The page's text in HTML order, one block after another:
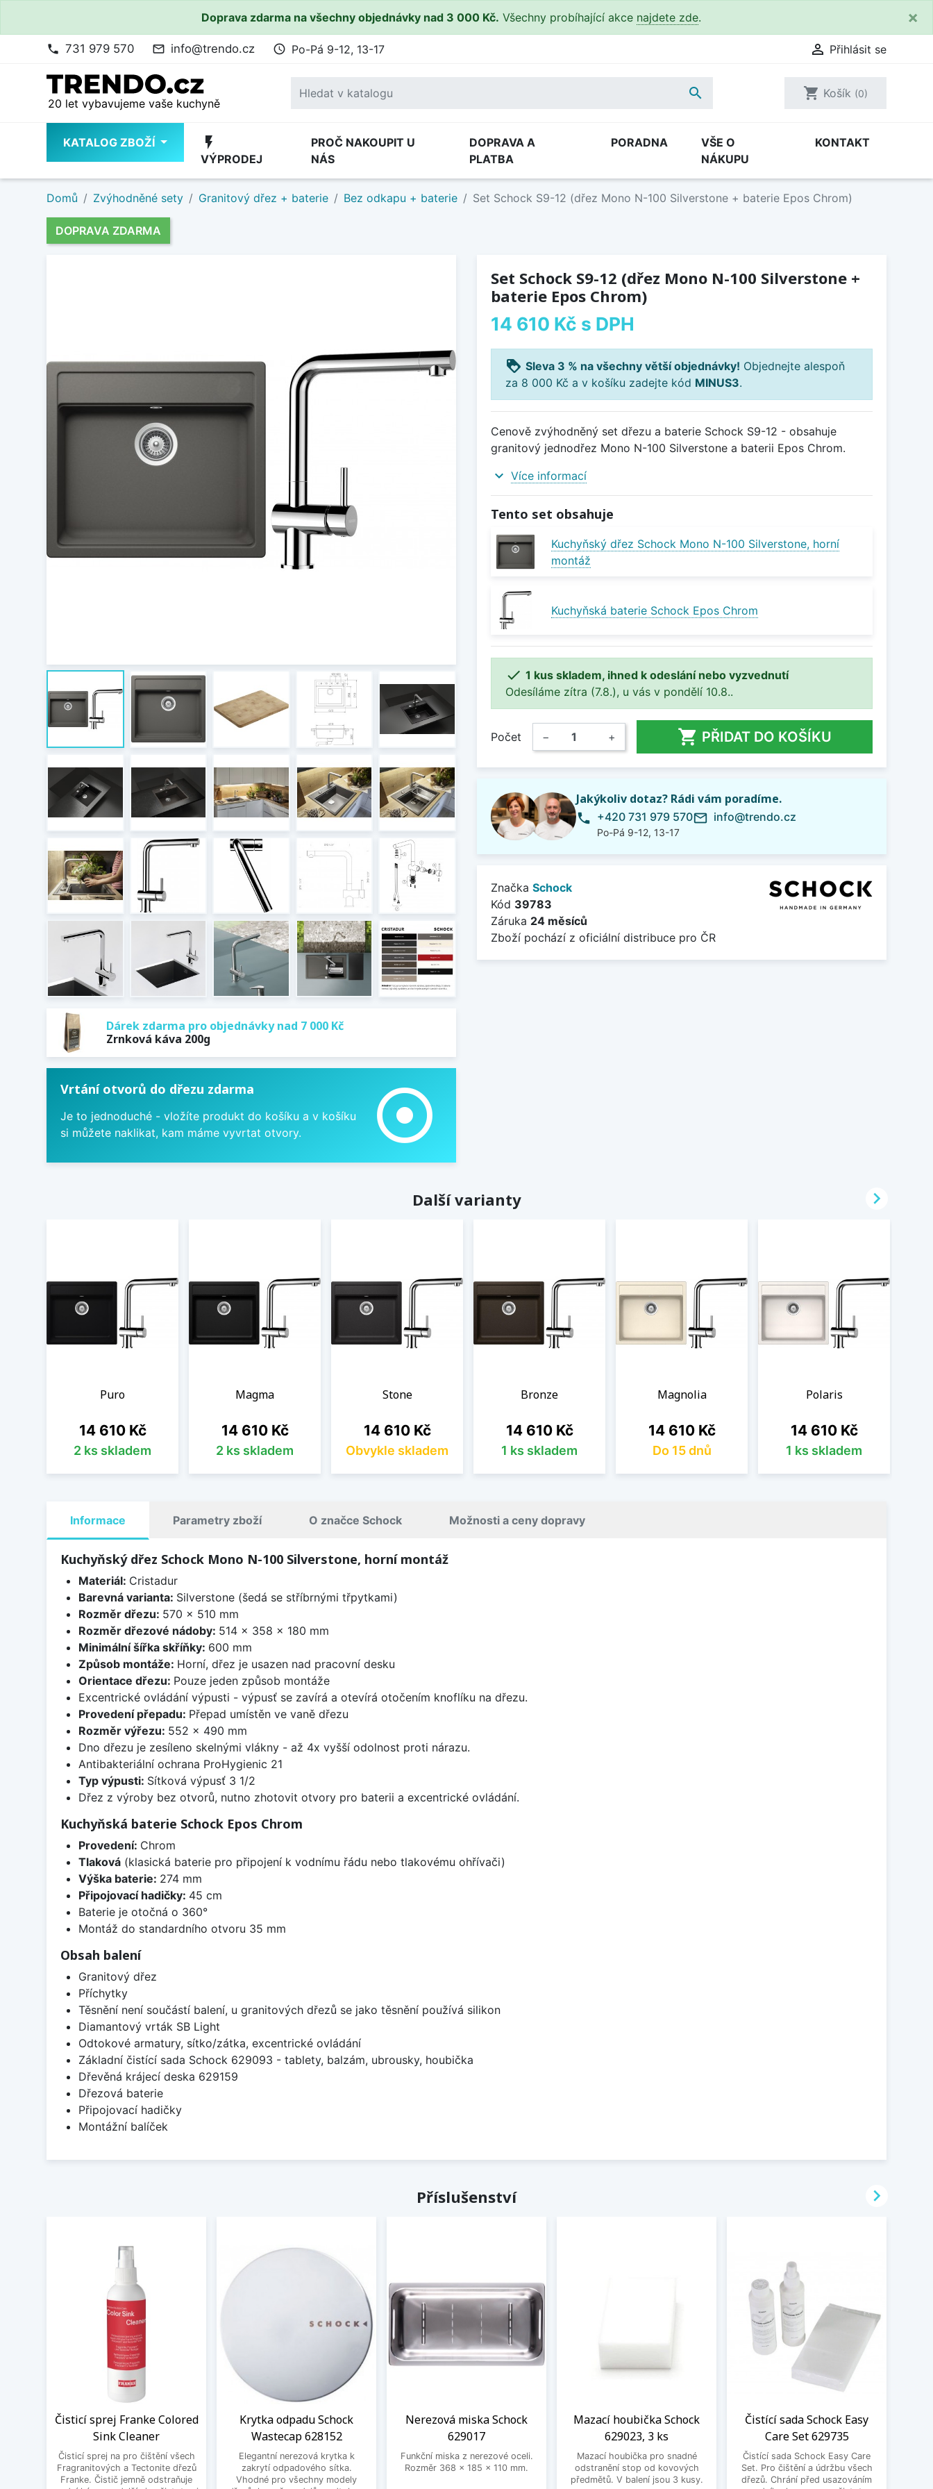
Doprava zdarma na všechny objednávky nad 3 000 Kč. Všechny probíhající akce najdete zde. ×
phone 731 979 570 mail_outline info@trendo.cz access_time Po-Pá 9-12, 13-17  Přihlásit se
20 let vybavujeme vaše kuchyně
 shopping_cart Košík (0)
KATALOG ZBOŽÍ flash_on
VÝPRODEJ
PROČ NAKOUPIT U
NÁS
DOPRAVA A
PLATBA
PORADNA
VŠE O
NÁKUPU
KONTAKT
Domů Zvýhodněné sety Granitový dřez + baterie Bez odkapu + baterie Set Schock S9-12 (dřez Mono N-100 Silverstone + baterie Epos Chrom)
DOPRAVA ZDARMA
Dárek zdarma pro objednávky nad 7 000 Kč
Zrnková káva 200g
Vrtání otvorů do dřezu zdarma
Je to jednoduché - vložíte produkt do košíku a v košíku
si můžete naklikat, kam máme vyvrtat otvory.
adjust
Set Schock S9-12 (dřez Mono N-100 Silverstone +
baterie Epos Chrom)
14 610 Kč s DPH
loyalty Sleva 3 % na všechny větší objednávky! Objednejte alespoň
za 8 000 Kč a v košíku zadejte kód MINUS3.
Cenově zvýhodněný set dřezu a baterie Schock S9-12 - obsahuje
granitový jednodřez Mono N-100 Silverstone a baterii Epos Chrom.
expand_more Více informací
Tento set obsahuje
Kuchyňský dřez Schock Mono N-100 Silverstone, horní
montáž
Kuchyňská baterie Schock Epos Chrom
 1 kus skladem, ihned k odeslání nebo vyzvednutí
Odesíláme zítra (7.8.), u vás v pondělí 10.8..
Počet − +  PŘIDAT DO KOŠÍKU
Jakýkoliv dotaz? Rádi vám poradíme.
phone +420 731 979 570
Po-Pá 9-12, 13-17
mail_outline info@trendo.cz
Značka Schock
Kód 39783
Záruka 24 měsíců
Zboží pochází z oficiální distribuce pro ČR
Další varianty
Puro
Cena
14 610 Kč
2 ks skladem
Magma
Cena
14 610 Kč
2 ks skladem
Stone
Cena
14 610 Kč
Obvykle skladem
Bronze
Cena
14 610 Kč
1 ks skladem
Magnolia
Cena
14 610 Kč
Do 15 dnů
Polaris
Cena
14 610 Kč
1 ks skladem

Informace Parametry zboží O značce Schock Možnosti a ceny dopravy
Kuchyňský dřez Schock Mono N-100 Silverstone, horní montáž
Materiál: Cristadur
Barevná varianta: Silverstone (šedá se stříbrnými třpytkami)
Rozměr dřezu: 570 x 510 mm
Rozměr dřezové nádoby: 514 x 358 x 180 mm
Minimální šířka skříňky: 600 mm
Způsob montáže: Horní, dřez je usazen nad pracovní desku
Orientace dřezu: Pouze jeden způsob montáže
Excentrické ovládání výpusti - výpusť se zavírá a otevírá otočením knoflíku na dřezu.
Provedení přepadu: Přepad umístěn ve vaně dřezu
Rozměr výřezu: 552 x 490 mm
Dno dřezu je zesíleno skelnými vlákny - až 4x vyšší odolnost proti nárazu.
Antibakteriální ochrana ProHygienic 21
Typ výpusti: Sítková výpusť 3 1/2
Dřez z výroby bez otvorů, nutno zhotovit otvory pro baterii a excentrické ovládání.
Kuchyňská baterie Schock Epos Chrom
Provedení: Chrom
Tlaková(klasická baterie pro připojení k vodnímu řádu nebo tlakovému ohřívači)
Výška baterie: 274 mm
Připojovací hadičky: 45 cm
Baterie je otočná o 360°
Montáž do standardního otvoru 35 mm
Obsah balení
Granitový dřez
Příchytky
Těsnění není součástí balení, u granitových dřezů se jako těsnění používá silikon
Diamantový vrták SB Light
Odtokové armatury, sítko/zátka, excentrické ovládání
Základní čistící sada Schock 629093 - tablety, balzám, ubrousky, houbička
Dřevěná krájecí deska 629159
Dřezová baterie
Připojovací hadičky
Montážní balíček
Příslušenství
Čisticí sprej Franke Colored
Sink Cleaner
Čisticí sprej na pro čištění všech
Fragranitových a Tectonite dřezů
Franke. Čistič jemně odstraňuje
Krytka odpadu Schock
Wastecap 628152
Elegantní nerezová krytka k
zakrytí odpadového sítka.
Vhodné pro všechny modely
Nerezová miska Schock
629017
Funkční miska z nerezové oceli.
Rozměr 368 x 185 x 110 mm.
Mazací houbička Schock
629023, 3 ks
Mazací houbička pro snadné
odstranění stop od kovových
předmětů. V balení jsou 3 kusy.
Čistící sada Schock Easy
Care Set 629735
Čistící sada Schock Easy Care
Set. Pro čištění a údržbu všech
dřezů. Chrání před usazováním
